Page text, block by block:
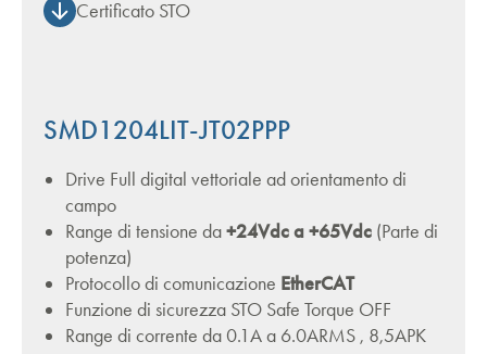
Certificato STO
SMD1204LIT-JT02PPP
Drive Full digital vettoriale ad orientamento di
campo
Range di tensione da+24Vdc a +65Vdc (Parte di
potenza)
Protocollo di comunicazione EtherCAT
Funzione di sicurezza STO Safe Torque OFF
Range di corrente da 0.1A a 6.0ARMS , 8,5APK